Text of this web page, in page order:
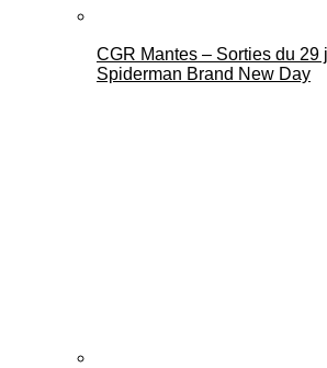
CGR Mantes – Sorties du 29
Spiderman Brand New Day